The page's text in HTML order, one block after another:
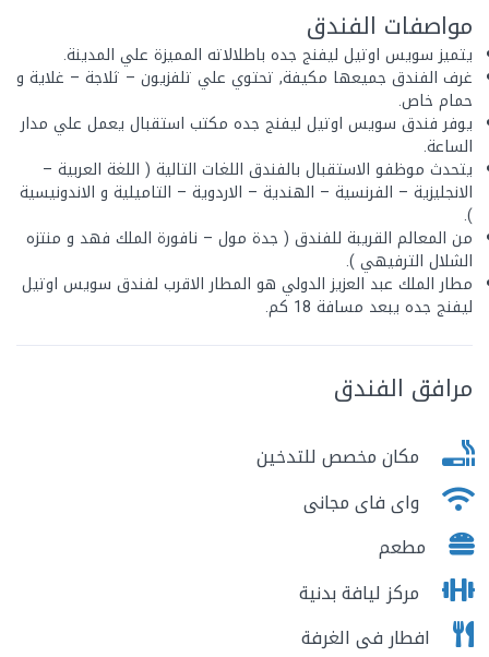
مواصفات الفندق
يتميز سويس اوتيل ليفنج جده باطلالاته المميزة علي المدينة.
غرف الفندق جميعها مكيفة, تحتوي علي تلفزيون – ثلاجة – غلاية و
حمام خاص.
يوفر فندق سويس اوتيل ليفنج جده مكتب استقبال يعمل علي مدار
الساعة.
يتحدث موظفو الاستقبال بالفندق اللغات التالية ( اللغة العربية –
الانجليزية – الفرنسية – الهندية – الاردوية – التاميلية و الاندونيسية
).
من المعالم القريبة للفندق ( جدة مول – نافورة الملك فهد و منتزه
الشلال الترفيهي ).
مطار الملك عبد العزيز الدولي هو المطار الاقرب لفندق سويس اوتيل
ليفنج جده يبعد مسافة 18 كم.
مرافق الفندق
مكان مخصص للتدخين
واى فاى مجانى
مطعم
مركز ليافة بدنية
افطار فى الغرفة